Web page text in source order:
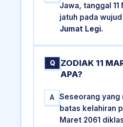
Jawa, tanggal 11
jatuh pada
Jumat Legi.
Q
ZODIAK 11
APA?
A
Seseorang yang
batas kelahiran
Maret 2061